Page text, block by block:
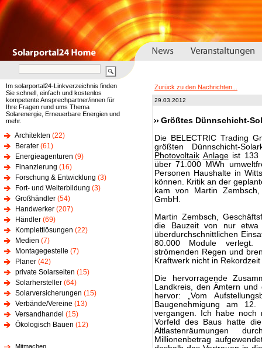
Im solarportal24-Linkverzeichnis finden
Sie schnell, einfach und kostenlos
kompetente Ansprechpartner/innen für
Ihre Fragen rund ums Thema
Solarenergie, Erneuerbare Energien und
mehr.
Architekten (22)
Berater (61)
Energieagenturen (9)
Finanzierung (16)
Forschung & Entwicklung (3)
Fort- und Weiterbildung (3)
Großhändler (54)
Handwerker (207)
Händler (69)
Komplettlösungen (22)
Medien (7)
Montagegestelle (7)
Planer (42)
private Solarseiten (15)
Solarhersteller (64)
Solarversicherungen (15)
Verbände/Vereine (13)
Versandhandel (15)
Ökologisch Bauen (12)
Mitmachen
Zurück zu den Nachrichten...
29.03.2012
Größtes Dünnschicht-
Die BELECTRIC Trading
größten Dünnschicht-
Photovoltaik Anlageist 133
über 71.000 MWh
Personen Haushalte in
können. Kritik an der
kam von Martin
GmbH.
Martin Zembsch,
die Bauzeit von nur
überdurchschnittlichen
80.000 Module verlegt.
strömenden Regen und
Kraftwerk nicht in
Die hervorragende
Landkreis, den Ämtern
hervor: „Vom
Baugenehmigung am
vergangen. Ich habe noch
Vorfeld des Baus hatte
Altlastenräumungen
Millionenbetrag